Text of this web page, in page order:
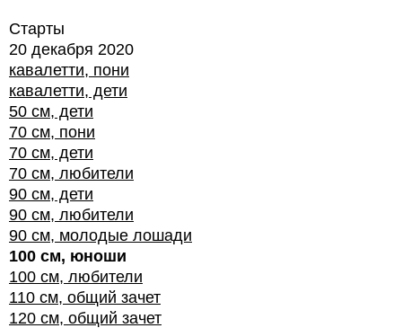
Старты
20 декабря 2020
кавалетти, пони
кавалетти, дети
50 см, дети
70 см, пони
70 см, дети
70 см, любители
90 см, дети
90 см, любители
90 см, молодые лошади
100 см, юноши
100 см, любители
110 см, общий зачет
120 см, общий зачет